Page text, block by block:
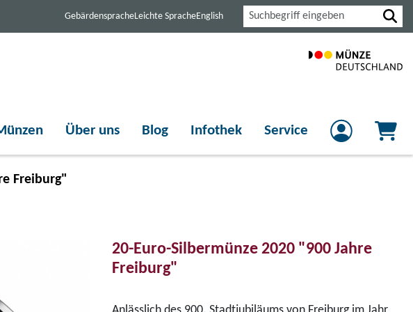
GebärdenspracheLeichte SpracheEnglish Suche
Über uns Blog Infothek Service
Freiburg"
20-Euro-Silbermünze 2020 "900 Jahre
Freiburg"